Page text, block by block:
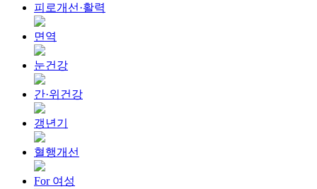
피로개선·활력
면역
눈건강
간·위건강
갱년기
혈행개선
For 여성